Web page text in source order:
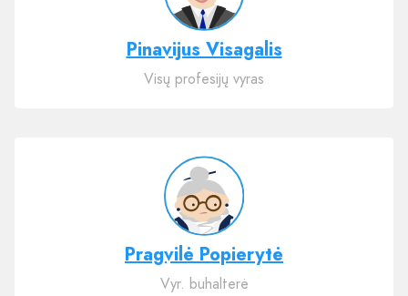
Pinavijus Visagalis
Visų profesijų vyras
Pragvilė Popierytė
Vyr. buhalterė